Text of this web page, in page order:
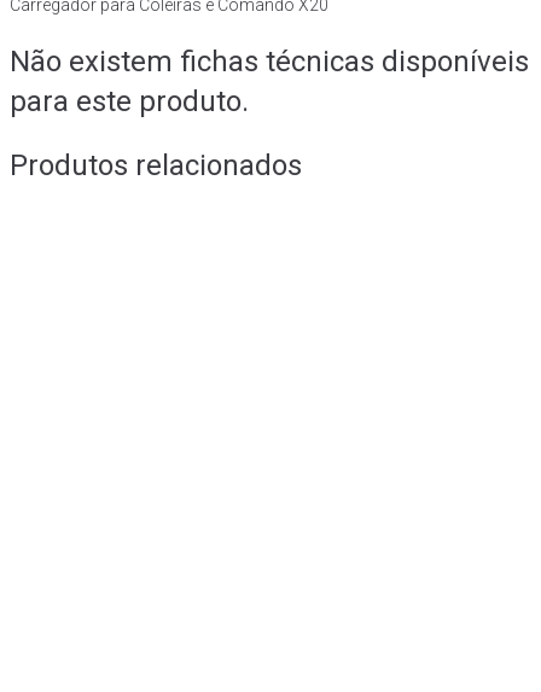
Carregador para Coleiras e Comando X20
Não existem fichas técnicas disponíveis
para este produto.
Produtos relacionados